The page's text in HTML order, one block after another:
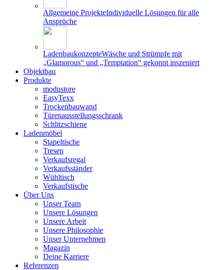
Allgemeine ProjekteIndividuelle Lösungen für alle
Ansprüche
LadenbaukonzepteWäsche und Strümpfe mit
„Glamorous“ und „Temptation“ gekonnt inszeniert
Objektbau
Produkte
modustore
EasyTexx
Trockenbauwand
Türenausstellungsschrank
Schlitzschiene
Ladenmöbel
Stapeltische
Tresen
Verkaufsregal
Verkaufsständer
Wühltisch
Verkaufstische
Über Uns
Unser Team
Unsere Lösungen
Unsere Arbeit
Unsere Philosophie
Unser Unternehmen
Magazin
Deine Karriere
Referenzen